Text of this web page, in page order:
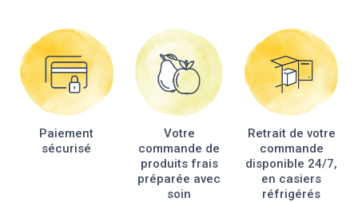
Paiement
sécurisé
Votre
commande de
produits frais
préparée avec
soin
Retrait de votre
commande
disponible 24/7,
en casiers
réfrigérés